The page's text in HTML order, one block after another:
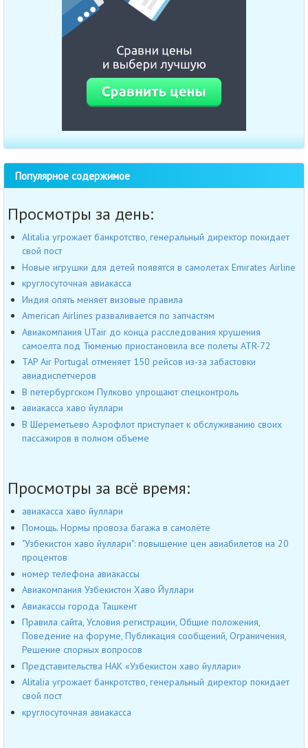
Популярное содержимое
Просмотры за день:
Alitalia угрожает банкротство, генеральный директор покидает
свой пост
Новые игрушки для детей появятся в самолетах Emirates Airline
круглосуточная авиакасса
Индия опять меняет визовые правила
American Airlines разваливается по запчастям
Авиакомпания UTair до конца расследования крушения
самоелта под Тюменью приостановила все полеты ATR-72
TAP Air Portugal отменяет 150 рейсов из-за забастовки
авиадиспетчеров
В петербургском Пулково упрощают спецконтроль
авиакасса хаво йуллари
В Шереметьево Аэрофлот приступает к обслуживанию своих
пассажиров в полном объеме
Просмотры за всё время:
авиакасса хаво йуллари
Помощь. Нормы провоза багажа в самолёте
"Узбекистон хаво йуллари": повышение цен авиабилетов на 20
процентов
номер телефона авиакассы
Авиакомпания Узбекистон Хаво Йуллари
Авиакассы города Ташкент
Правила сайта, Условия регистрации, Общие положения,
Поведение на форуме, Публикация сообщений, Ограничения,
Решение спорных вопросов
Представительства НАК «Узбекистон хаво йуллари»
Alitalia угрожает банкротство, генеральный директор покидает
свой пост
круглосуточная авиакасса